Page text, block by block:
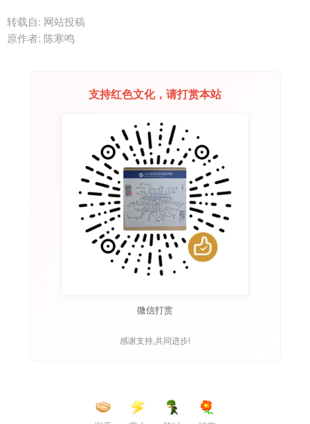
转载自: 网站投稿
原作者: 陈寒鸣
支持红色文化，请打赏本站
微信打赏
感谢支持,共同进步!